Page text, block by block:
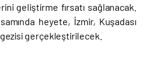
geliştirme fırsatı sağlanacak.
heyete, İzmir, Kuşadası
gerçekleştirilecek.